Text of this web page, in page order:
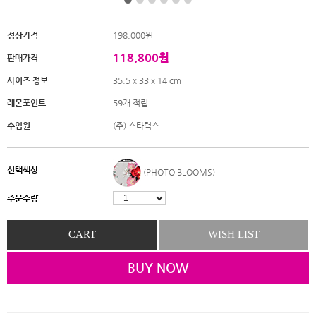
정상가격 198,000원
판매가격 118,800원
사이즈 정보 35.5 x 33 x 14 cm
레몬포인트 59개 적립
수입원 (주) 스타럭스
선택색상 (PHOTO BLOOMS)
주문수량
CART WISH LIST
BUY NOW